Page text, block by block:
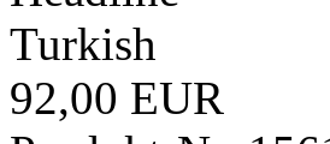
Turkish
92,00 EUR